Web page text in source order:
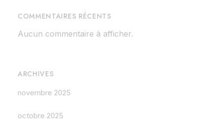
COMMENTAIRES RÉCENTS
Aucun commentaire à afficher.
ARCHIVES
novembre 2025
octobre 2025